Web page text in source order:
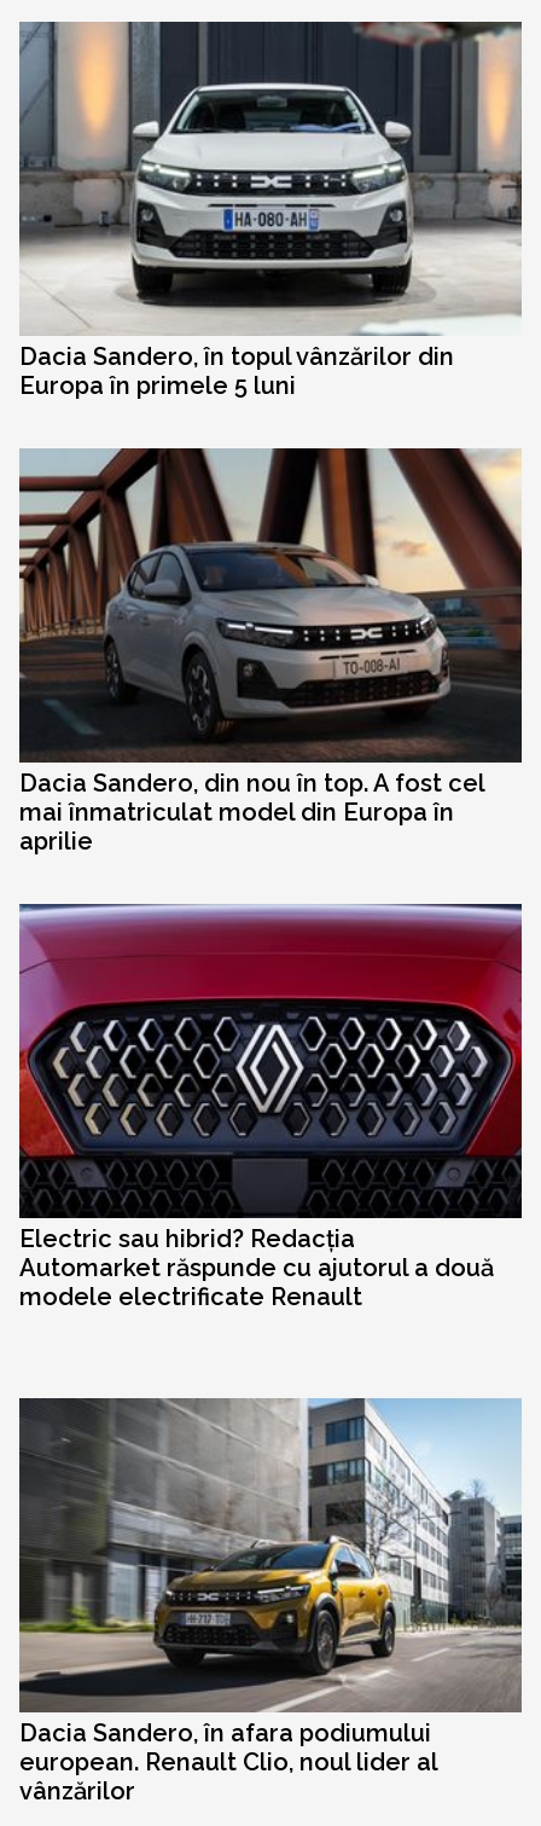
Dacia Sandero, în topul vânzărilor din
Europa în primele 5 luni
Dacia Sandero, din nou în top. A fost cel
mai înmatriculat model din Europa în
aprilie
Electric sau hibrid? Redacția
Automarket răspunde cu ajutorul a două
modele electrificate Renault
Dacia Sandero, în afara podiumului
european. Renault Clio, noul lider al
vânzărilor